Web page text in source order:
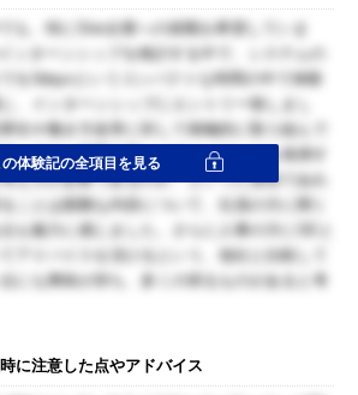
も、特にSIer企業への就職を希望していま
ンターンシップを検討する中で、システムの
を3daysというコンパクトな時間の中で体験
、インターンシップにエントリー致しまし
生や働き方改革に対して積極的に取り組んで
。少ない時間で高いパフォーマンスを発揮す
え方が必要であるのか、といった普段であれ
ことは困難な内容について、社員の方に聞く
も魅力に感じました。さらに人事の方にSEと
アドバイスを頂けるという、他社と比較して
にも興味が持ち、多くの得るものがあると考
の体験記の全項目を見る
に注意した点やアドバイス